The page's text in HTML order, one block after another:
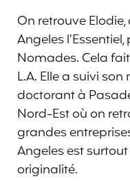
On retrouve
Angeles
Nomades. Cela
L.A. Elle a suivi
doctorant à
Nord-Est où on
grandes
Angeles est
originalité.